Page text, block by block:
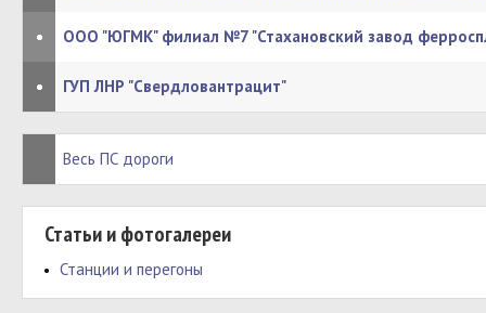
• ООО "ЮГМК" филиал №7 "Стахановский завод
• ГУП ЛНР "Свердловантрацит"
Весь ПС дороги
Статьи и фотогалереи
Станции и перегоны